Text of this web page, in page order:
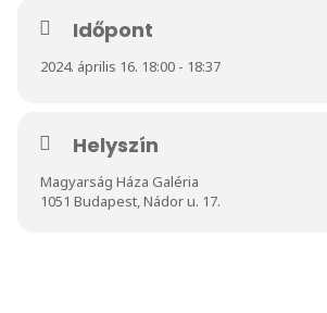
Időpont
2024. április 16. 18:00 - 18:37
Helyszín
Magyarság Háza Galéria
1051 Budapest, Nádor u. 17.